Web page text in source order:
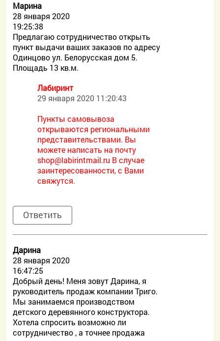
Марина
28 января 2020
19:25:38
Предлагаю сотрудничество открыть
пункт выдачи ваших заказов по адресу
Одинцово ул. Белорусская дом 5.
Площадь 13 кв.м.
Лабиринт
29 января 2020 11:20:43
Пункты самовывоза
открываются региональными
представительствами. Вы
можете написать на почту
shop@labirintmail.ru В случае
заинтересованности, с Вами
свяжутся.
Ответить
Дарина
28 января 2020
16:47:25
Добрый день! Меня зовут Дарина, я
руководитель продаж компании Триго.
Мы занимаемся производством
детского деревянного конструктора.
Хотела спросить возможно ли
сотрудничество , а точнее продажа